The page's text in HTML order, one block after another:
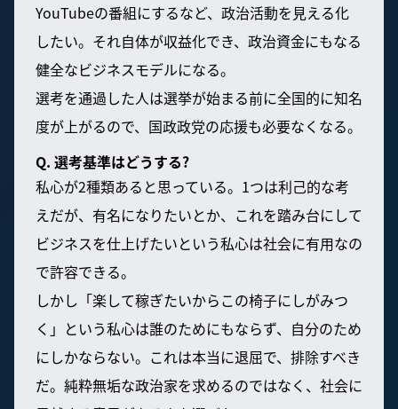
YouTubeの番組にするなど、政治活動を見える化
したい。それ自体が収益化でき、政治資金にもなる
健全なビジネスモデルになる。
選考を通過した人は選挙が始まる前に全国的に知名
度が上がるので、国政政党の応援も必要なくなる。
Q. 選考基準はどうする?
私心が2種類あると思っている。1つは利己的な考
えだが、有名になりたいとか、これを踏み台にして
ビジネスを仕上げたいという私心は社会に有用なの
で許容できる。
しかし「楽して稼ぎたいからこの椅子にしがみつ
く」という私心は誰のためにもならず、自分のため
にしかならない。これは本当に退屈で、排除すべき
だ。純粋無垢な政治家を求めるのではなく、社会に